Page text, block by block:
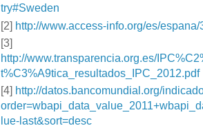
try#Sweden
[2] http://www.access-info.org/es/
[3]
http://www.transparencia.org.es/
t%C3%A9tica_resultados_IPC_2012.pdf
[4] http://datos.bancomundial.org/
lue-last&sort=desc